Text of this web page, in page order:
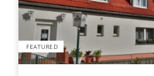
FEATURED